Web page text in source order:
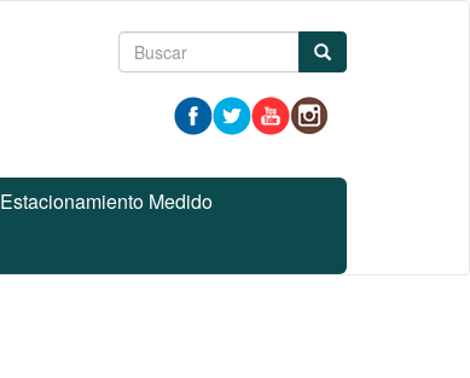
Formulario
búsqueda
Estacionamiento Medido